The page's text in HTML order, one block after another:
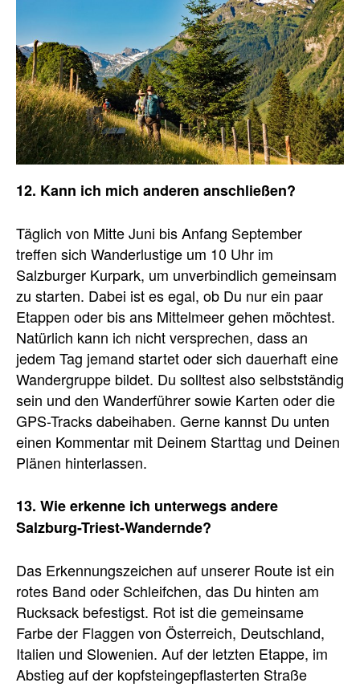
12. Kann ich mich anderen anschließen?
Täglich von Mitte Juni bis Anfang September
treffen sich Wanderlustige um 10 Uhr im
Salzburger Kurpark, um unverbindlich gemeinsam
zu starten. Dabei ist es egal, ob Du nur ein paar
Etappen oder bis ans Mittelmeer gehen möchtest.
Natürlich kann ich nicht versprechen, dass an
jedem Tag jemand startet oder sich dauerhaft eine
Wandergruppe bildet. Du solltest also selbstständig
sein und den Wanderführer sowie Karten oder die
GPS-Tracks dabeihaben. Gerne kannst Du unten
einen Kommentar mit Deinem Starttag und Deinen
Plänen hinterlassen.
13. Wie erkenne ich unterwegs andere
Salzburg-Triest-Wandernde?
Das Erkennungszeichen auf unserer Route ist ein
rotes Band oder Schleifchen, das Du hinten am
Rucksack befestigst. Rot ist die gemeinsame
Farbe der Flaggen von Österreich, Deutschland,
Italien und Slowenien. Auf der letzten Etappe, im
Abstieg auf der kopfsteingepflasterten Straße